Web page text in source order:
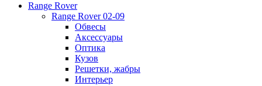
Range Rover
Range Rover 02-09
Обвесы
Аксессуары
Оптика
Кузов
Решетки, жабры
Интерьер